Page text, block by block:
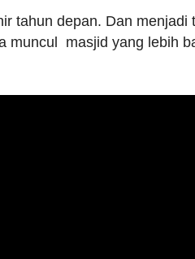
tahun depan. Dan menjadi
muncul masjid yang lebih